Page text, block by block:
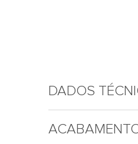
DADOS